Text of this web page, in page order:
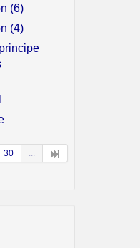
(6)
(4)
30